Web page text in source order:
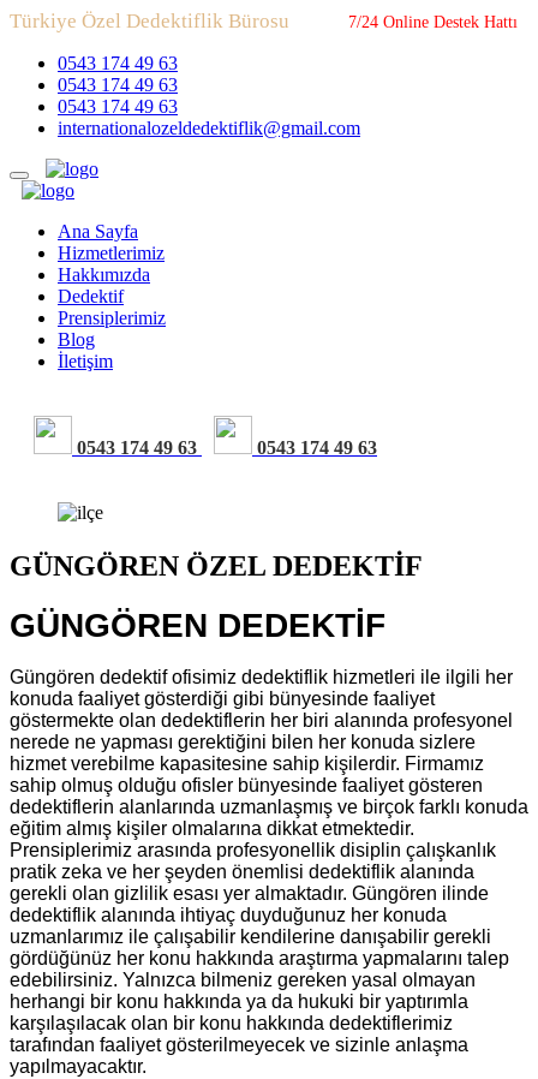
Türkiye Özel Dedektiflik Bürosu 7/24 Online Destek Hattı
0543 174 49 63
0543 174 49 63
0543 174 49 63
internationalozeldedektiflik@gmail.com
Ana Sayfa
Hizmetlerimiz
Hakkımızda
Dedektif
Prensiplerimiz
Blog
İletişim
0543 174 49 63 0543 174 49 63
GÜNGÖREN ÖZEL DEDEKTİF
GÜNGÖREN DEDEKTİF
Güngören dedektif ofisimiz dedektiflik hizmetleri ile ilgili her
konuda faaliyet gösterdiği gibi bünyesinde faaliyet
göstermekte olan dedektiflerin her biri alanında profesyonel
nerede ne yapması gerektiğini bilen her konuda sizlere
hizmet verebilme kapasitesine sahip kişilerdir. Firmamız
sahip olmuş olduğu ofisler bünyesinde faaliyet gösteren
dedektiflerin alanlarında uzmanlaşmış ve birçok farklı konuda
eğitim almış kişiler olmalarına dikkat etmektedir.
Prensiplerimiz arasında profesyonellik disiplin çalışkanlık
pratik zeka ve her şeyden önemlisi dedektiflik alanında
gerekli olan gizlilik esası yer almaktadır. Güngören ilinde
dedektiflik alanında ihtiyaç duyduğunuz her konuda
uzmanlarımız ile çalışabilir kendilerine danışabilir gerekli
gördüğünüz her konu hakkında araştırma yapmalarını talep
edebilirsiniz. Yalnızca bilmeniz gereken yasal olmayan
herhangi bir konu hakkında ya da hukuki bir yaptırımla
karşılaşılacak olan bir konu hakkında dedektiflerimiz
tarafından faaliyet gösterilmeyecek ve sizinle anlaşma
yapılmayacaktır.